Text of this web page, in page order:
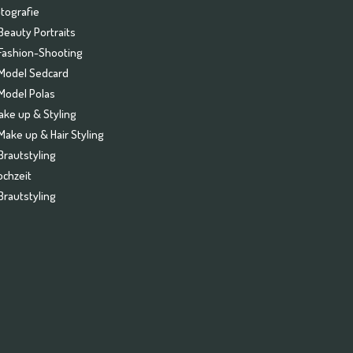
Portraits
Shooting
Sedcard
Polas
up & Styling
up & Hair Styling